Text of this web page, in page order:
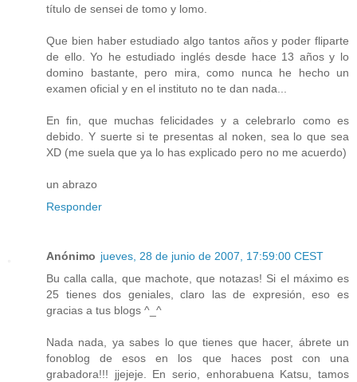
título de sensei de tomo y lomo.
Que bien haber estudiado algo tantos años y poder fliparte
de ello. Yo he estudiado inglés desde hace 13 años y lo
domino bastante, pero mira, como nunca he hecho un
examen oficial y en el instituto no te dan nada...
En fin, que muchas felicidades y a celebrarlo como es
debido. Y suerte si te presentas al noken, sea lo que sea
XD (me suela que ya lo has explicado pero no me acuerdo)
un abrazo
Responder
Anónimo jueves, 28 de junio de 2007, 17:59:00 CEST
Bu calla calla, que machote, que notazas! Si el máximo es
25 tienes dos geniales, claro las de expresión, eso es
gracias a tus blogs ^_^
Nada nada, ya sabes lo que tienes que hacer, ábrete un
fonoblog de esos en los que haces post con una
grabadora!!! jjejeje. En serio, enhorabuena Katsu, tamos